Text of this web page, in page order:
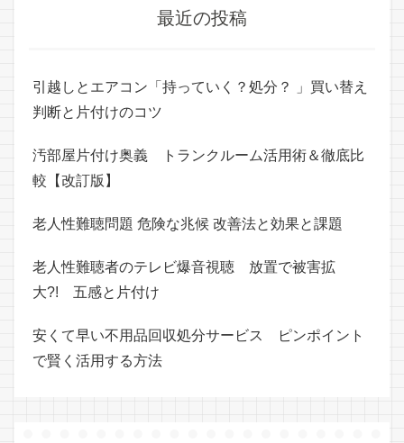
最近の投稿
引越しとエアコン「持っていく？処分？ 」買い替え
判断と片付けのコツ
汚部屋片付け奥義 トランクルーム活用術＆徹底比
較【改訂版】
老人性難聴問題 危険な兆候 改善法と効果と課題
老人性難聴者のテレビ爆音視聴 放置で被害拡
大?! 五感と片付け
安くて早い不用品回収処分サービス ピンポイント
で賢く活用する方法